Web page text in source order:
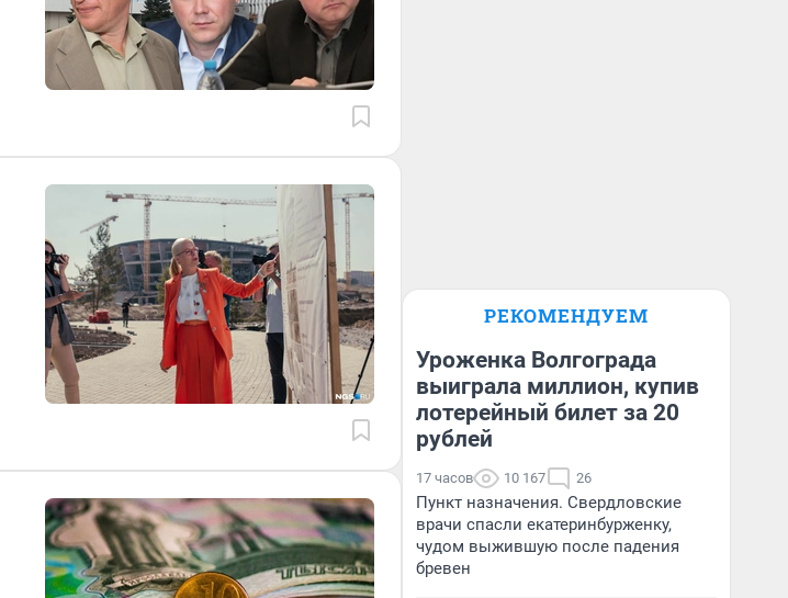
РЕКОМЕНДУЕМ
Уроженка Волгограда
выиграла миллион, купив
лотерейный билет за 20
рублей
17 часов 10 167 26
Пункт назначения. Свердловские
врачи спасли екатеринбурженку,
чудом выжившую после падения
бревен